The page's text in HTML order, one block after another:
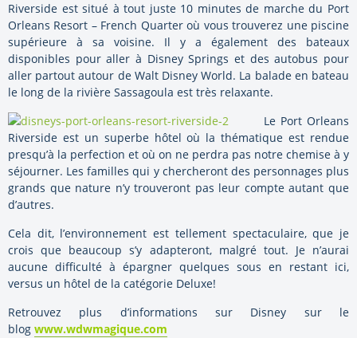
Riverside est situé à tout juste 10 minutes de marche du Port
Orleans Resort – French Quarter où vous trouverez une piscine
supérieure à sa voisine. Il y a également des bateaux
disponibles pour aller à Disney Springs et des autobus pour
aller partout autour de Walt Disney World. La balade en bateau
le long de la rivière Sassagoula est très relaxante.
Le Port Orleans
Riverside est un superbe hôtel où la thématique est rendue
presqu’à la perfection et où on ne perdra pas notre chemise à y
séjourner. Les familles qui y chercheront des personnages plus
grands que nature n’y trouveront pas leur compte autant que
d’autres.
Cela dit, l’environnement est tellement spectaculaire, que je
crois que beaucoup s’y adapteront, malgré tout. Je n’aurai
aucune difficulté à épargner quelques sous en restant ici,
versus un hôtel de la catégorie Deluxe!
Retrouvez plus d’informations sur Disney sur le
blog www.wdwmagique.com